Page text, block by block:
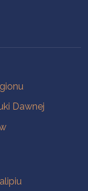
Dawnej